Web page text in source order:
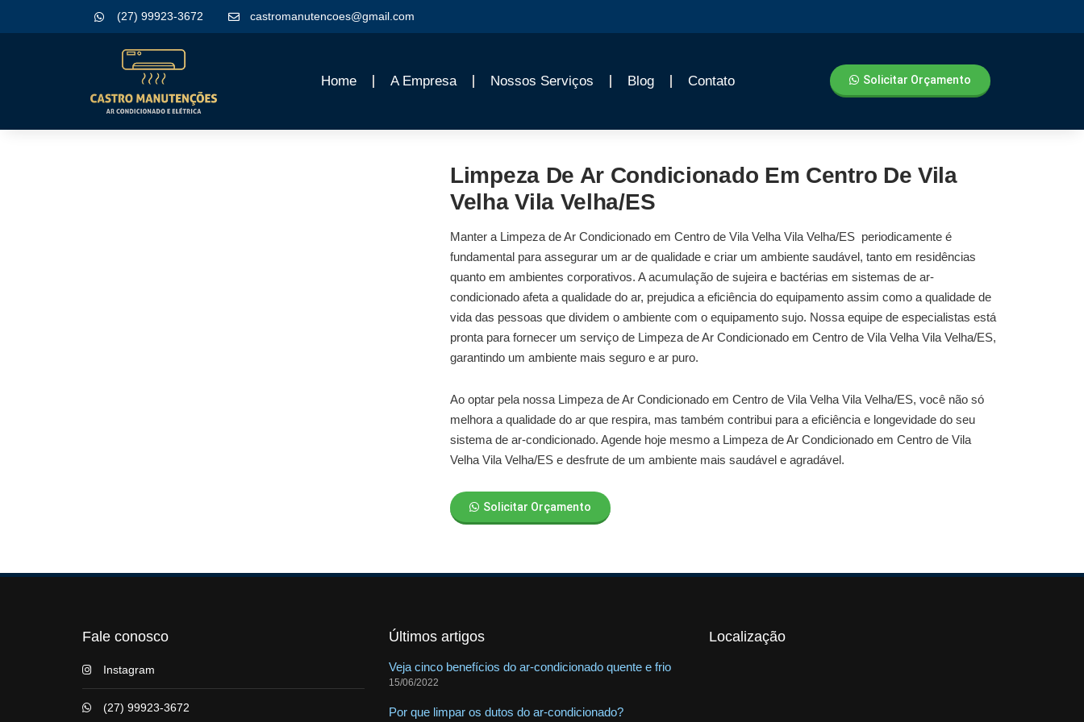
(27) 99923-3672 castromanutencoes@gmail.com
Home A Empresa Nossos Serviços Blog Contato Solicitar Orçamento
Limpeza De Ar Condicionado Em Centro De Vila
Velha Vila Velha/ES
Manter a Limpeza de Ar Condicionado em Centro de Vila Velha Vila Velha/ES periodicamente é
fundamental para assegurar um ar de qualidade e criar um ambiente saudável, tanto em residências
quanto em ambientes corporativos. A acumulação de sujeira e bactérias em sistemas de ar-
condicionado afeta a qualidade do ar, prejudica a eficiência do equipamento assim como a qualidade de
vida das pessoas que dividem o ambiente com o equipamento sujo. Nossa equipe de especialistas está
pronta para fornecer um serviço de Limpeza de Ar Condicionado em Centro de Vila Velha Vila Velha/ES,
garantindo um ambiente mais seguro e ar puro.
Ao optar pela nossa Limpeza de Ar Condicionado em Centro de Vila Velha Vila Velha/ES, você não só
melhora a qualidade do ar que respira, mas também contribui para a eficiência e longevidade do seu
sistema de ar-condicionado. Agende hoje mesmo a Limpeza de Ar Condicionado em Centro de Vila
Velha Vila Velha/ES e desfrute de um ambiente mais saudável e agradável.
Solicitar Orçamento
Fale conosco
Instagram
(27) 99923-3672
Últimos artigos
Veja cinco benefícios do ar-condicionado quente e frio
15/06/2022
Por que limpar os dutos do ar-condicionado?
Localização